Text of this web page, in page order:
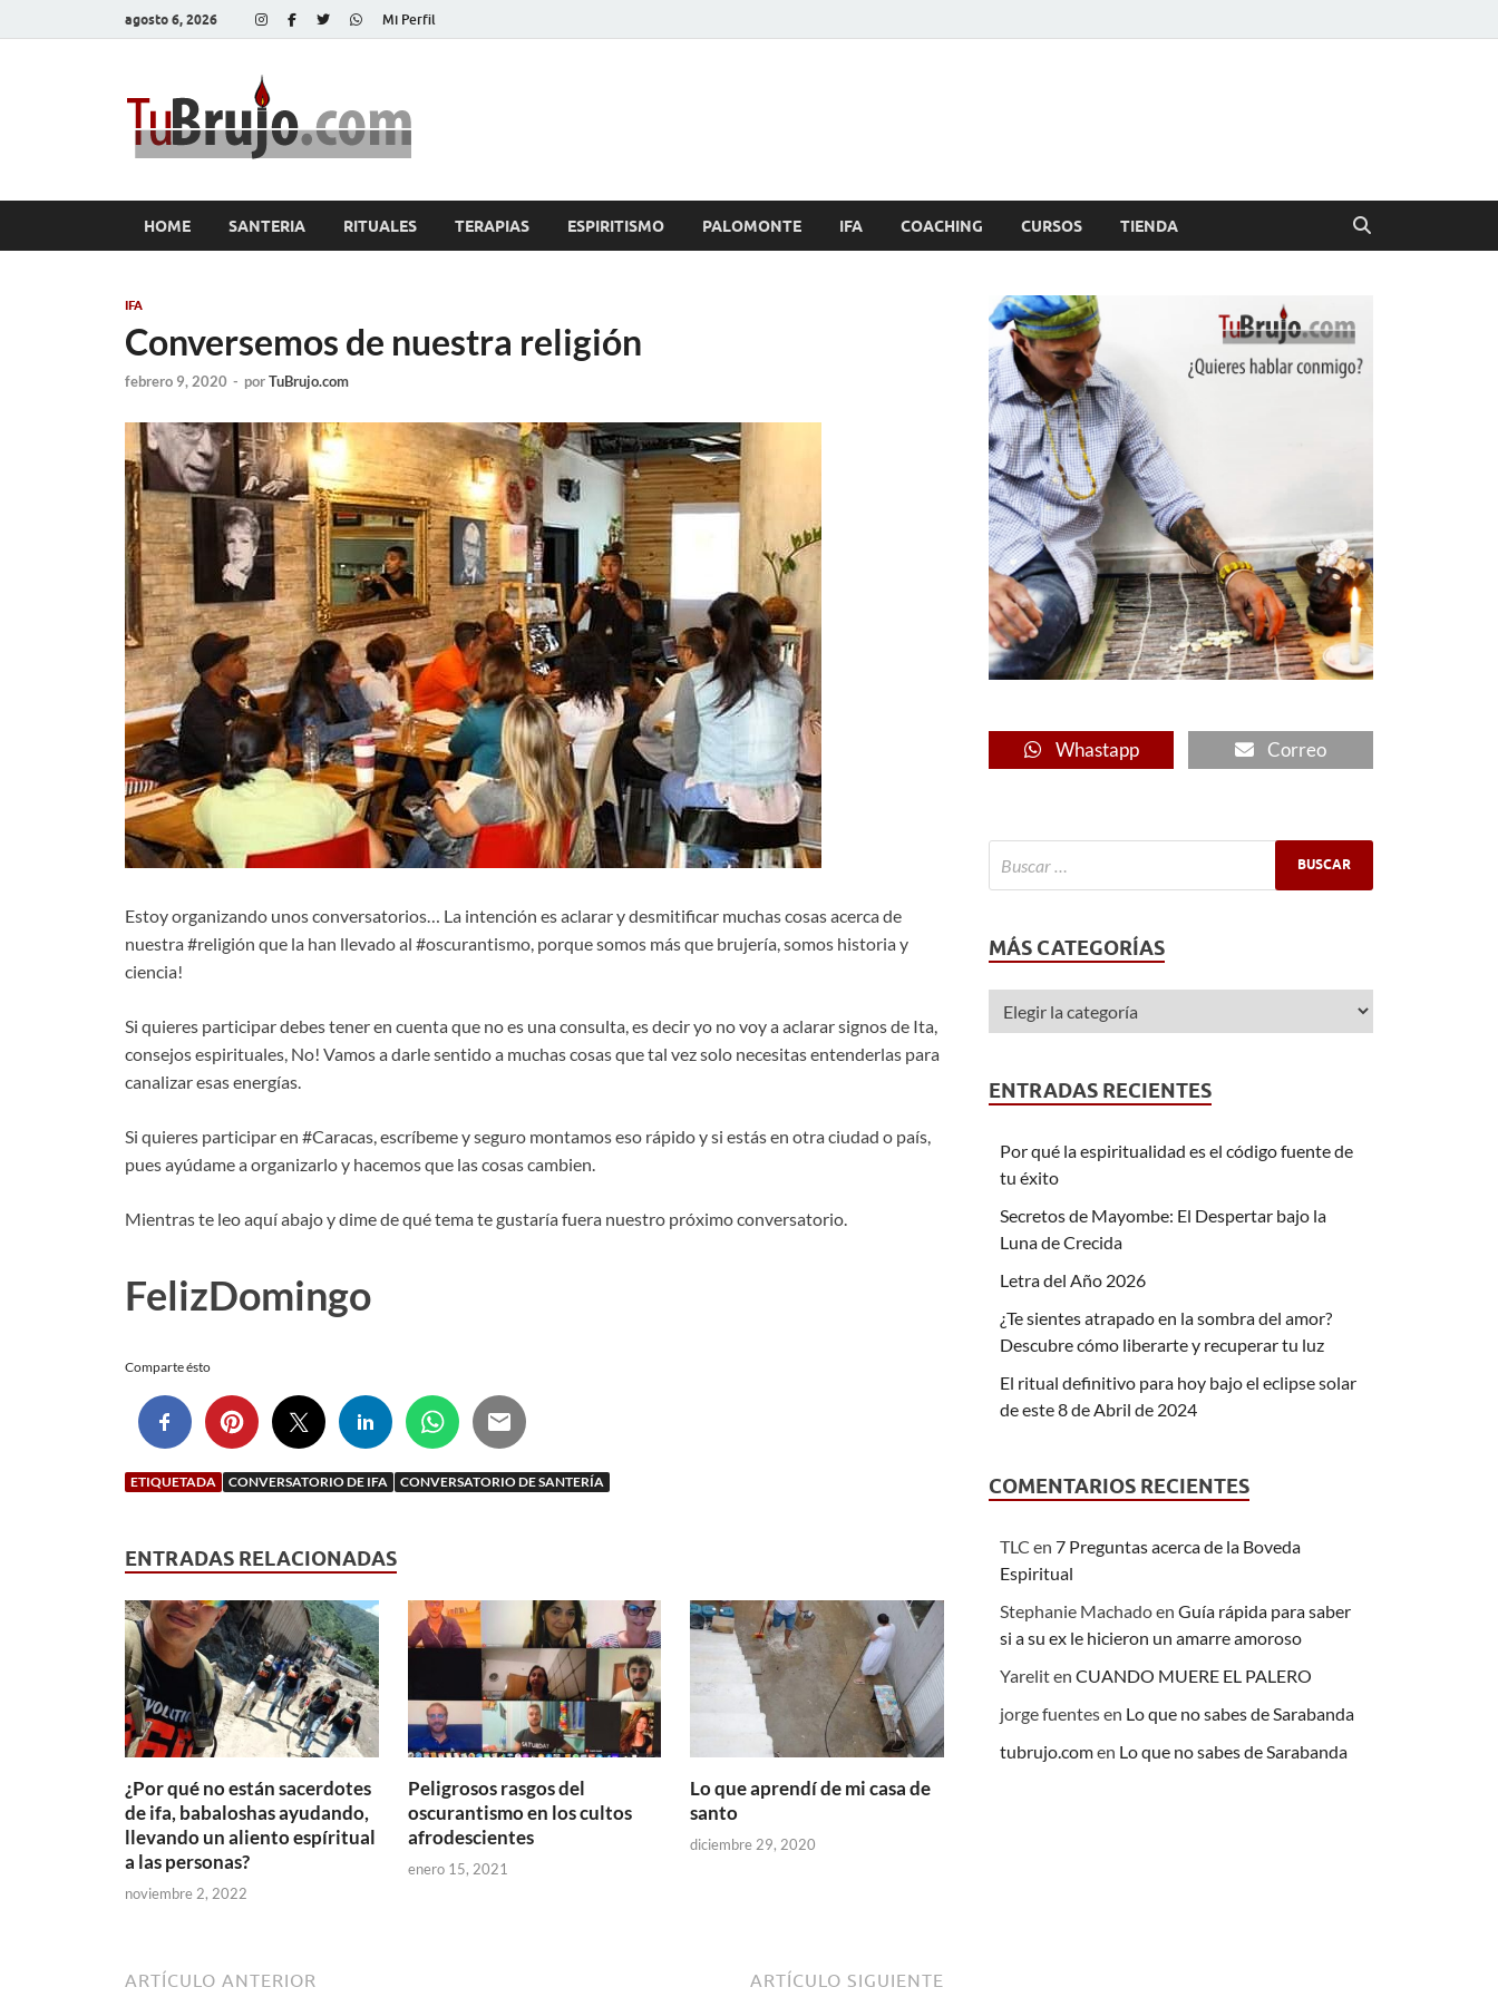
agosto 6, 2026 Mi Perfil
HOME SANTERIA RITUALES TERAPIAS ESPIRITISMO PALOMONTE IFA COACHING CURSOS TIENDA
IFA
Conversemos de nuestra religión
febrero 9, 2020 - porTuBrujo.com
Estoy organizando unos conversatorios… La intención es aclarar y desmitificar muchas cosas acerca de
nuestra #religión que la han llevado al #oscurantismo, porque somos más que brujería, somos historia y
ciencia!
Si quieres participar debes tener en cuenta que no es una consulta, es decir yo no voy a aclarar signos de Ita,
consejos espirituales, No! Vamos a darle sentido a muchas cosas que tal vez solo necesitas entenderlas para
canalizar esas energías.
Si quieres participar en #Caracas, escríbeme y seguro montamos eso rápido y si estás en otra ciudad o país,
pues ayúdame a organizarlo y hacemos que las cosas cambien.
Mientras te leo aquí abajo y dime de qué tema te gustaría fuera nuestro próximo conversatorio.
FelizDomingo
Comparte ésto
ETIQUETADA CONVERSATORIO DE IFA CONVERSATORIO DE SANTERÍA
ENTRADAS RELACIONADAS
¿Por qué no están sacerdotes
de ifa, babaloshas ayudando,
llevando un aliento espíritual
a las personas?
noviembre 2, 2022
Peligrosos rasgos del
oscurantismo en los cultos
afrodescientes
enero 15, 2021
Lo que aprendí de mi casa de
santo
diciembre 29, 2020
ARTÍCULO ANTERIOR ARTÍCULO SIGUIENTE
Whastapp Correo
MÁS CATEGORÍAS
ENTRADAS RECIENTES
Por qué la espiritualidad es el código fuente de
tu éxito
Secretos de Mayombe: El Despertar bajo la
Luna de Crecida
Letra del Año 2026
¿Te sientes atrapado en la sombra del amor?
Descubre cómo liberarte y recuperar tu luz
El ritual definitivo para hoy bajo el eclipse solar
de este 8 de Abril de 2024
COMENTARIOS RECIENTES
TLC en7 Preguntas acerca de la Boveda
Espiritual
Stephanie MachadoenGuía rápida para saber
si a su ex le hicieron un amarre amoroso
YarelitenCUANDO MUERE EL PALERO
jorge fuentesen Lo que no sabes de Sarabanda
tubrujo.comen Lo que no sabes de Sarabanda